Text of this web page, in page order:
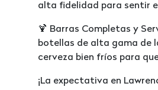
alta fidelidad para sentir
🍹 Barras Completas y
botellas de alta gama de
cerveza bien fríos para
¡La expectativa en